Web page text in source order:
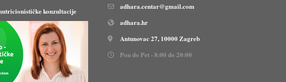
konzultacije
adhara.centar@gmail.com
adhara.hr
Antunovac 27, 10000 Zagreb
Pon do Pet - 8:00 do 20:00